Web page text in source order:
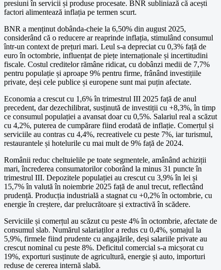
presiuni în servicii și produse procesate. BNR subliniază că acești
factori alimentează inflația pe termen scurt.
BNR a menținut dobânda-cheie la 6,50% din august 2025,
considerând că o reducere ar reaprinde inflația, stimulând consumul
într-un context de prețuri mari. Leul s-a depreciat cu 0,3% față de
euro în octombrie, influențat de piețe internaționale și incertitudini
fiscale. Costul creditelor rămâne ridicat, cu dobânzi medii de 7,7%
pentru populație și aproape 9% pentru firme, frânând investițiile
private, deși cele publice și europene sunt mai puțin afectate.
Economia a crescut cu 1,6% în trimestrul III 2025 față de anul
precedent, dar dezechilibrat, susținută de investiții cu +8,3%, în timp
ce consumul populației a avansat doar cu 0,5%. Salariul real a scăzut
cu 4,2%, puterea de cumpărare fiind erodată de inflație. Comerțul și
serviciile au contras cu 4,4%, recreativele cu peste 7%, iar turismul,
restaurantele și hotelurile cu mai mult de 9% față de 2024.
Românii reduc cheltuielile pe toate segmentele, amânând achiziții
mari, încrederea consumatorilor coborând la minus 31 puncte în
trimestrul III. Depozitele populației au crescut cu 3,9% în lei și
15,7% în valută în noiembrie 2025 față de anul trecut, reflectând
prudență. Producția industrială a stagnat cu +0,2% în octombrie, cu
energie în creștere, dar prelucrătoare și extractivă în scădere.
Serviciile și comerțul au scăzut cu peste 4% în octombrie, afectate de
consumul slab. Numărul salariaților a redus cu 0,4%, șomajul la
5,9%, firmele fiind prudente cu angajările, deși salariile private au
crescut nominal cu peste 8%. Deficitul comercial s-a micșorat cu
19%, exporturi susținute de agricultură, energie și auto, importuri
reduse de cererea internă slabă.